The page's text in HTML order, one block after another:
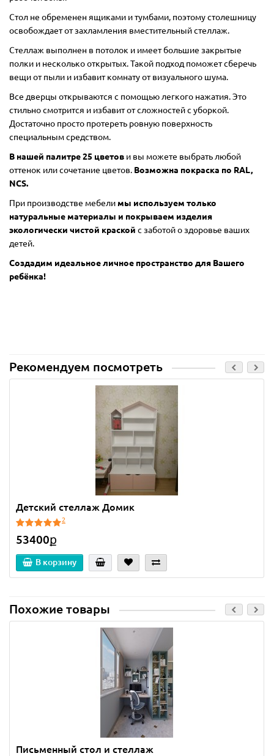
Стол не обременен ящиками и тумбами, поэтому столешницу
освобождает от захламления вместительный стеллаж.
Стеллаж выполнен в потолок и имеет большие закрытые
полки и несколько открытых. Такой подход поможет сберечь
вещи от пыли и избавит комнату от визуального шума.
Все дверцы открываются с помощью легкого нажатия. Это
стильно смотрится и избавит от сложностей с уборкой.
Достаточно просто протереть ровную поверхность
специальным средством.
В нашей палитре 25 цветов и вы можете выбрать любой
оттенок или сочетание цветов. Возможна покраска по RAL,
NCS.
При производстве мебели мы используем только
натуральные материалы и покрываем изделия
экологически чистой краской с заботой о здоровье ваших
детей.
Создадим идеальное личное пространство для Вашего
ребёнка!
Рекомендуем посмотреть
Детский стеллаж Домик
2
53400ք
В корзину
Похожие товары
Письменный стол и стеллаж